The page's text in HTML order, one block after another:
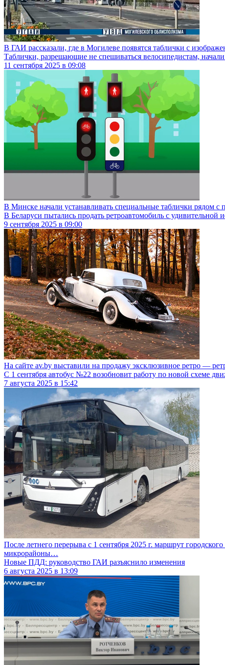
В ГАИ рассказали, где в Могилеве появятся таблички с
Таблички, разрешающие не спешиваться велосипедистам, начали
11 сентября 2025 в 09:08
В Минске начали устанавливать специальные таблички рядом
В Беларуси пытались продать ретроавтомобиль с
9 сентября 2025 в 09:00
На сайте av.by выставили на продажу эксклюзивное ретро —
С 1 сентября автобус №22 возобновит работу по новой схеме
7 августа 2025 в 15:42
После летнего перерыва с 1 сентября 2025 г. маршрут
микрорайоны…
Новые ПДД: руководство ГАИ разъяснило изменения
6 августа 2025 в 13:09